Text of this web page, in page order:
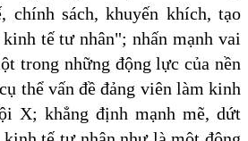
chính sách, khuyến khích, tạo
tế tư nhân"; nhấn mạnh vai
trong những động lực của nền
thể vấn đề đảng viên làm kinh
X; khẳng định mạnh mẽ, dứt